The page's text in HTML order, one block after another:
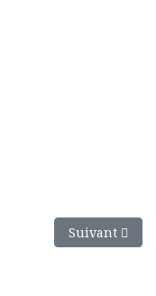
dans la nef
Article
Suivant